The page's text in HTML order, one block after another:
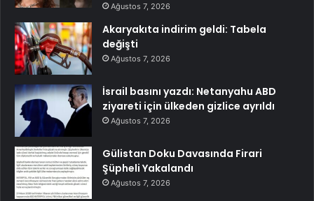
Ağustos 7, 2026
Akaryakıta indirim geldi: Tabela
değişti
Ağustos 7, 2026
İsrail basını yazdı: Netanyahu ABD
ziyareti için ülkeden gizlice ayrıldı
Ağustos 7, 2026
Gülistan Doku Davasında Firari
Şüpheli Yakalandı
Ağustos 7, 2026